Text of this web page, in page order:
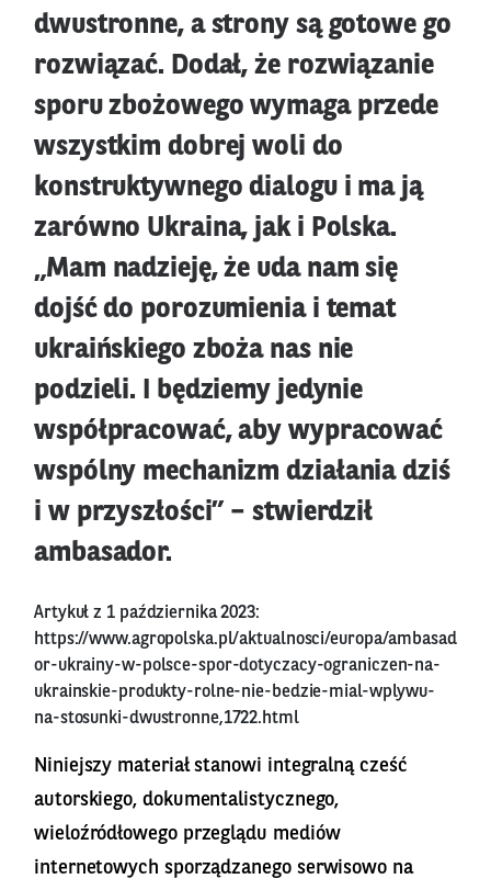
dwustronne, a strony są gotowe go
rozwiązać. Dodał, że rozwiązanie
sporu zbożowego wymaga przede
wszystkim dobrej woli do
konstruktywnego dialogu i ma ją
zarówno Ukraina, jak i Polska.
„Mam nadzieję, że uda nam się
dojść do porozumienia i temat
ukraińskiego zboża nas nie
podzieli. I będziemy jedynie
współpracować, aby wypracować
wspólny mechanizm działania dziś
i w przyszłości” – stwierdził
ambasador.
Artykuł z 1 października 2023:
https://www.agropolska.pl/aktualnosci/europa/ambasad
or-ukrainy-w-polsce-spor-dotyczacy-ograniczen-na-
ukrainskie-produkty-rolne-nie-bedzie-mial-wplywu-
na-stosunki-dwustronne,1722.html
Niniejszy materiał stanowi integralną cześć
autorskiego, dokumentalistycznego,
wieloźródłowego przeglądu mediów
internetowych sporządzanego serwisowo na